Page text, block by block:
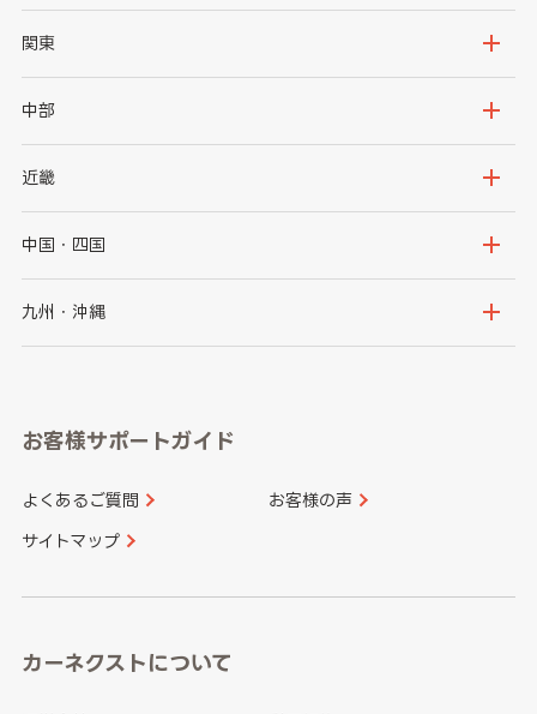
北海道
岩手県
秋田県
関東
茨城県
群馬県
千葉県
中部
新潟県
石川県
山梨県
愛知県
近畿
大阪府
京都府
和歌山県
中国・四国
鳥取県
山口県
香川県 愛媛県
九州・沖縄
長崎県
大分県 宮崎県
お客様サポートガイド
よくあるご質問 お客様の声
サイトマップ
カーネクストについて